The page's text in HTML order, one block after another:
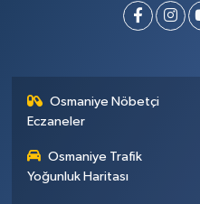
Osmaniye Nöbetçi
Eczaneler
Osmaniye Trafik
Yoğunluk Haritası